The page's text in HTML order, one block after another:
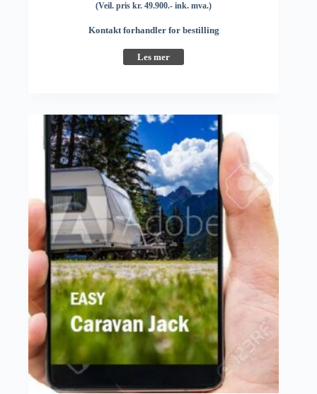
(Veil. pris kr. 49.900.- ink. mva.)
Kontakt forhandler for bestilling
Les mer